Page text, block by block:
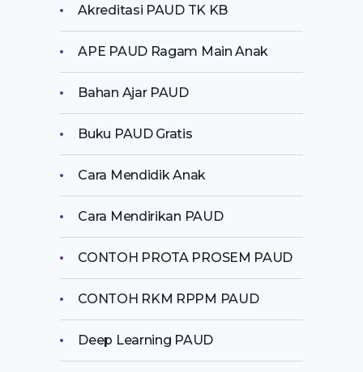
Akreditasi PAUD TK KB
APE PAUD Ragam Main Anak
Bahan Ajar PAUD
Buku PAUD Gratis
Cara Mendidik Anak
Cara Mendirikan PAUD
CONTOH PROTA PROSEM PAUD
CONTOH RKM RPPM PAUD
Deep Learning PAUD